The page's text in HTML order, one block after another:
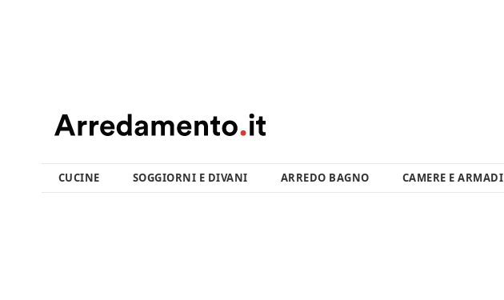
CUCINE SOGGIORNI E DIVANI ARREDO BAGNO CAMERE E ARMADI